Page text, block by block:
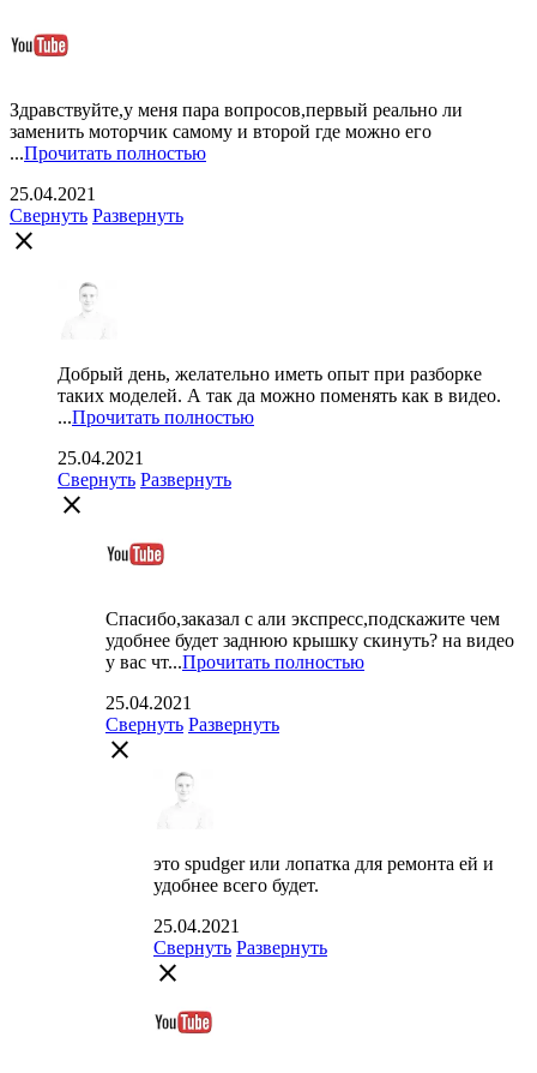
Здравствуйте,у меня пара вопросов,первый реально ли
заменить моторчик самому и второй где можно его
...Прочитать полностью
25.04.2021
Свернуть Развернуть
close
Добрый день, желательно иметь опыт при разборке
таких моделей. А так да можно поменять как в видео.
...Прочитать полностью
25.04.2021
Свернуть Развернуть
close
Спасибо,заказал с али экспресс,подскажите чем
удобнее будет заднюю крышку скинуть? на видео
у вас чт...Прочитать полностью
25.04.2021
Свернуть Развернуть
close
это spudger или лопатка для ремонта ей и
удобнее всего будет.
25.04.2021
Свернуть Развернуть
close